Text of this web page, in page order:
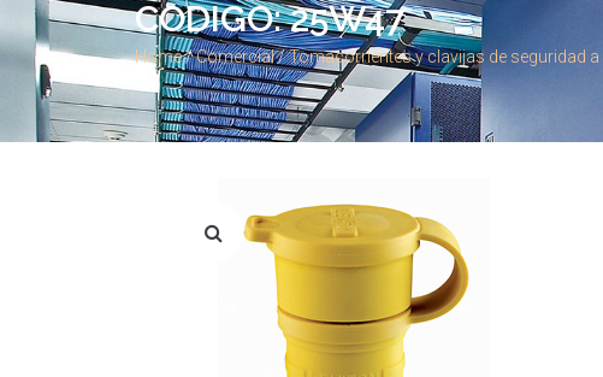
CODIGO: 25W47
Home/Comercial/Tomacorrientes y clavijas de seguridad